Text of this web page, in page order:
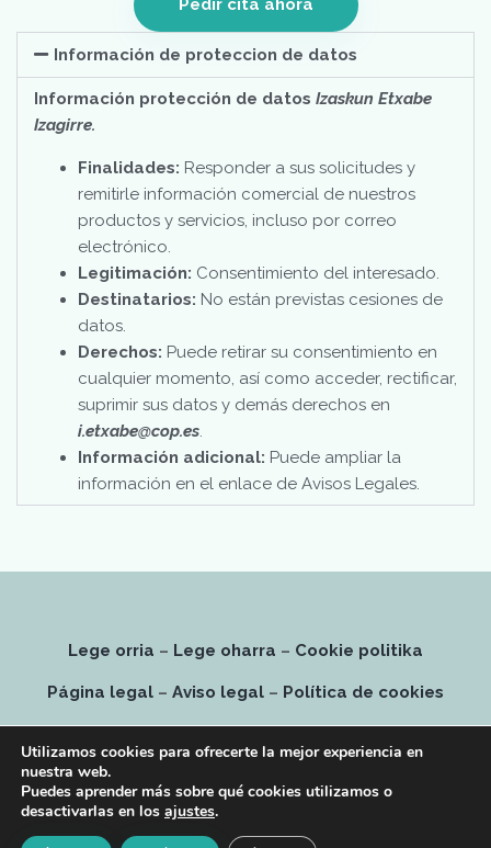
Pedir cita ahora
Información de proteccion de datos
Información protección de datos Izaskun Etxabe
Izagirre.
Finalidades: Responder a sus solicitudes y
remitirle información comercial de nuestros
productos y servicios, incluso por correo
electrónico.
Legitimación: Consentimiento del interesado.
Destinatarios: No están previstas cesiones de
datos.
Derechos: Puede retirar su consentimiento en
cualquier momento, así como acceder, rectificar,
suprimir sus datos y demás derechos en
i.etxabe@cop.es
Información adicional: Puede ampliar la
información en el enlace de Avisos Legales.
Lege orria – Lege oharra – Cookie politika
Página legal – Aviso legal – Política de cookies
psicología 20/015464
Utilizamos cookies para ofrecerte la mejor experiencia en
nuestra web.
Puedes aprender más sobre qué cookies utilizamos o
desactivarlas en los ajustes.